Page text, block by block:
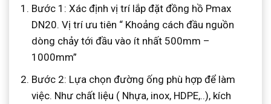
Bước 1: Xác định vị trí lắp đặt đồng hồ Pmax
DN20. Vị trí ưu tiên “ Khoảng cách đầu nguồn
dòng chảy tới đầu vào ít nhất 500mm –
1000mm”
Bước 2: Lựa chọn đường ống phù hợp để làm
việc. Như chất liệu ( Nhựa, inox, HDPE,..), kích